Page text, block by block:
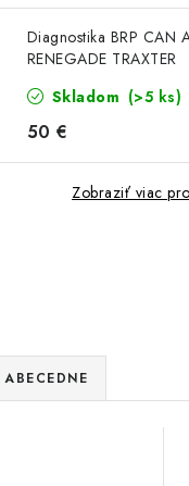
Diagnostika BRP CAN
RENEGADE TRAXTER
Skladom (>5 ks)
50 €
Zobraziť viac
ABECEDNE